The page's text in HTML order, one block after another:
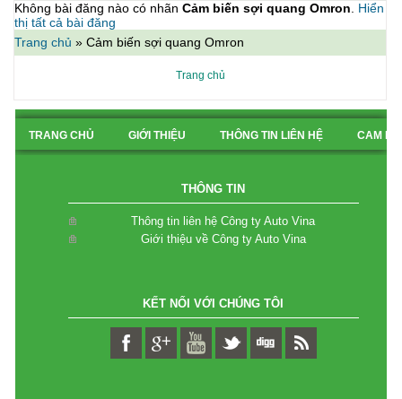
Không bài đăng nào có nhãn Cảm biến sợi quang Omron
Hiển
thị tất cả bài đăng
Trang chủ » Cảm biến sợi quang Omron
Trang chủ
TRANG CHỦ GIỚI THIỆU THÔNG TIN LIÊN HỆ CAM
THÔNG TIN
Thông tin liên hệ Công ty Auto Vina
Giới thiệu về Công ty Auto Vina
KẾT NỐI VỚI CHÚNG TÔI